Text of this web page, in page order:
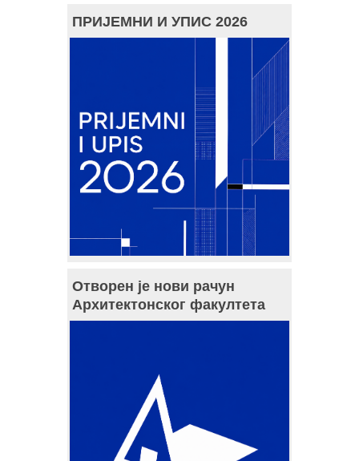
ПРИЈЕМНИ И УПИС 2026
Отворен је нови рачун
Архитектонског факултета